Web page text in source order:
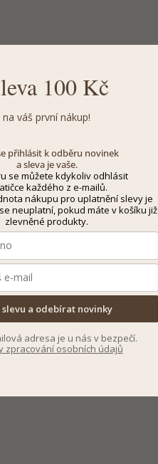
100 Kč
na váš první nákup!
přihlásit k odběru novinek
a sleva je vaše.
se můžete kdykoliv odhlásit
každého z e-mailů.
nákupu pro uplatnění slevy je
neuplatní, pokud máte v košíku již
zlevněné produkty.
slevu a odebírat novinky
adresa je u nás v bezpečí.
zpracování osobních údajů